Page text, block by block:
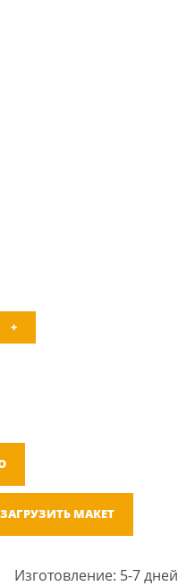
+
ЗАГРУЗИТЬ МАКЕТ
Изготовление: 5-7 дней